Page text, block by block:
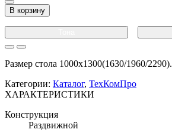
В корзину
Размер стола 1000х1300(1630/1960/2290).
Категории: Каталог, ТехКомПро
ХАРАКТЕРИСТИКИ
Конструкция
Раздвижной